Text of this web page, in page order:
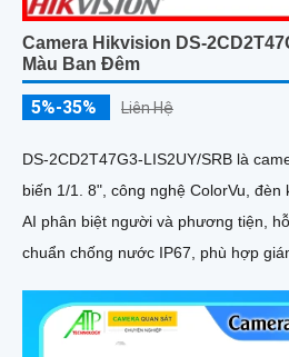
Camera Hikvision DS-
Màu Ban Đêm
5%-35% Liên Hệ
DS-2CD2T47G3-LIS2UY/SRB là
biến 1/1. 8", công nghệ ColorVu, đèn
AI phân biệt người và phương tiện,
chuẩn chống nước IP67, phù hợp